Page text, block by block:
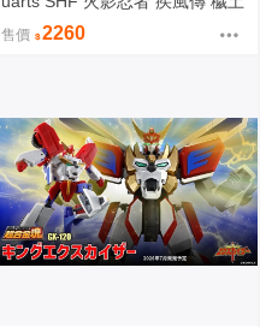
轉身 宇智波斑 0209
售價 2260